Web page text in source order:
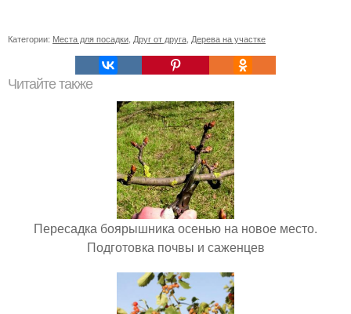
Категории: Места для посадки Друг от друга Дерева на участке
Читайте также
Пересадка боярышника осенью на новое место.
Подготовка почвы и саженцев